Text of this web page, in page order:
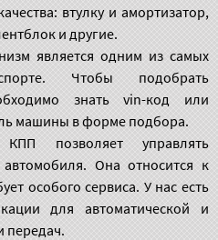
втулку и амортизатор,
и другие.
является одним из самых
Чтобы подобрать
знать vin-код или
машины в форме подбора.
позволяет управлять
Она относится к
особого сервиса. У нас есть
для автоматической и
передач.